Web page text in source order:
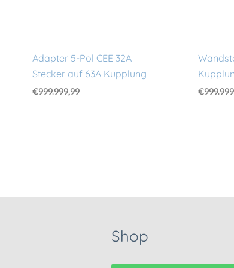
Adapter 5-Pol CEE 32A
Stecker auf 63A Kupplung
€999.999,99 €
Shop